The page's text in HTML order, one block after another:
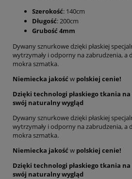
Szerokość: 140cm
Długość: 200cm
Grubość 4mm
Dywany sznurkowe dzięki płaskiej
wytrzymały i odporny na zabrudzenia, a
mokra szmatka.
Niemiecka jakość w polskiej cenie!
Dzięki technologi płaskiego tkania na
swój naturalny wygląd
Dywany sznurkowe dzięki płaskiej
wytrzymały i odporny na zabrudzenia, a
mokra szmatka.
Niemiecka jakość w polskiej cenie!
Dzięki technologi płaskiego tkania na
swój naturalny wygląd